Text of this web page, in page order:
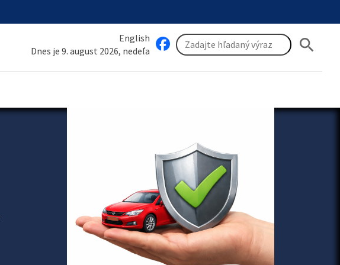
English
Dnes je 9. august 2026, nedeľa
search